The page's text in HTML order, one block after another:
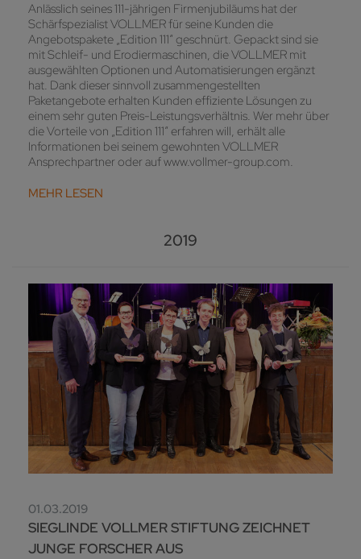
Anlässlich seines 111-jährigen Firmenjubiläums hat der
Schärfspezialist VOLLMER für seine Kunden die
Angebotspakete „Edition 111“ geschnürt. Gepackt sind sie
mit Schleif- und Erodiermaschinen, die VOLLMER mit
ausgewählten Optionen und Automatisierungen ergänzt
hat. Dank dieser sinnvoll zusammengestellten
Paketangebote erhalten Kunden effiziente Lösungen zu
einem sehr guten Preis-Leistungsverhältnis. Wer mehr über
die Vorteile von „Edition 111“ erfahren will, erhält alle
Informationen bei seinem gewohnten VOLLMER
Ansprechpartner oder auf www.vollmer-group.com.
MEHR LESEN
2019
01.03.2019
SIEGLINDE VOLLMER STIFTUNG ZEICHNET
JUNGE FORSCHER AUS